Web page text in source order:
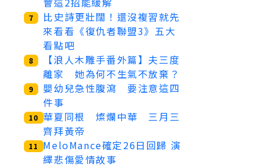
7
比史詩更壯闊！還沒複習就先
來看看《復仇者聯盟3》五大
看點吧
8
【浪人木雕手番外篇】夫三度
離家 她為何不生氣不放棄？
9
嬰幼兒急性腹瀉 要注意這四
件事
10 華夏同根 燦爛中華 三月三
齊拜黃帝
11
MeloMance確定26日回歸 演
繹悲傷愛情故事